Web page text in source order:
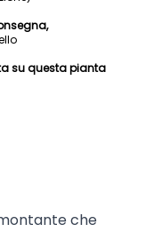
su questa pianta
che